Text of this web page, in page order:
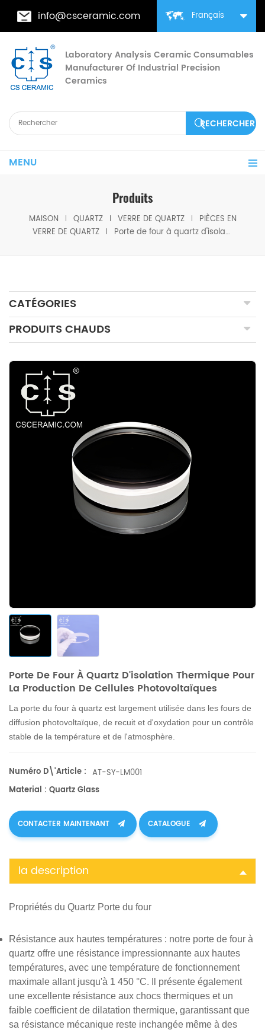
Français
info@csceramic.com
Laboratory Analysis Ceramic Consumables
Manufacturer Of Industrial Precision
Ceramics
MENU
Produits
MAISON QUARTZ VERRE DE QUARTZ
PIÈCES EN
VERRE DE QUARTZ
Porte de four à quartz d'isolation thermique pour la production de cellules photovoltaïques
CATÉGORIES
PRODUITS CHAUDS
Porte De Four À Quartz D'isolation Thermique Pour
La Production De Cellules Photovoltaïques
La porte du four à quartz est largement utilisée dans les fours de
diffusion photovoltaïque, de recuit et d'oxydation pour un contrôle
stable de la température et de l'atmosphère.
Numéro D\'article : AT-SY-LM001
Material : Quartz Glass
CONTACTER MAINTENANT CATALOGUE
la description
Propriétés du Quartz Porte du four
Résistance aux hautes températures : notre porte de four à
quartz offre une résistance impressionnante aux hautes
températures, avec une température de fonctionnement
maximale allant jusqu'à 1 450 °C. Il présente également
une excellente résistance aux chocs thermiques et un
faible coefficient de dilatation thermique, garantissant que
sa résistance mécanique reste inchangée même à des